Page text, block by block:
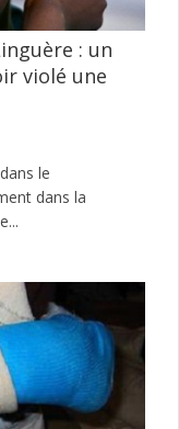
: un
violé une
le
dans la